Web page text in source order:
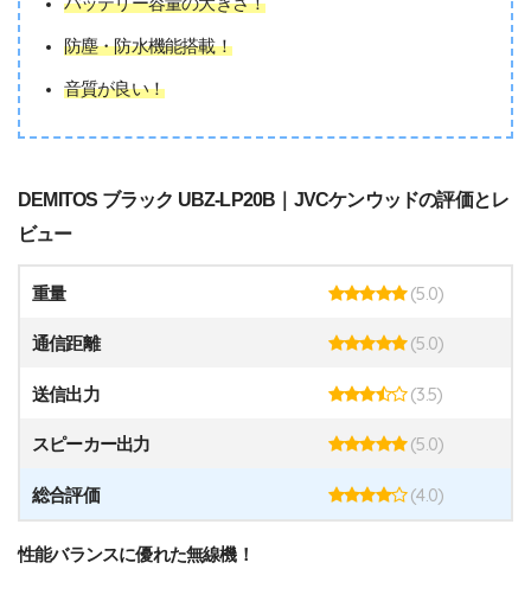
防塵・防水機能搭載！
音質が良い！
DEMITOS ブラック UBZ-LP20B｜JVCケンウッドの評価とレ
ビュー
重量 (5.0)
通信距離 (5.0)
送信出力 (3.5)
スピーカー出力 (5.0)
総合評価 (4.0)
性能バランスに優れた無線機！